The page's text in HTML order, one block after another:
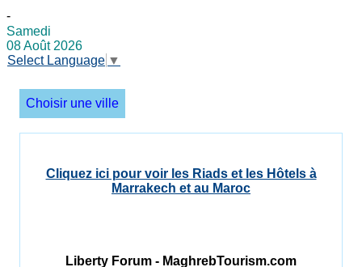
-
Samedi
08 Août 2026
Select Language ▼
Choisir une ville
Cliquez ici pour voir les Riads et les Hôtels à
Marrakech et au Maroc
Liberty Forum - MaghrebTourism.com